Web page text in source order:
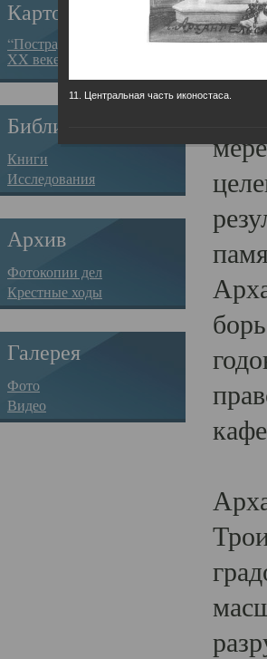
Картотека
“Пострадавшие за веру в
XX веке на Севере”
Библиотека
Книги
Исследования
Архив
Фотокопии дел
Крестные ходы
Галерея
Фото
Видео
11. Центральная часть иконостаса.